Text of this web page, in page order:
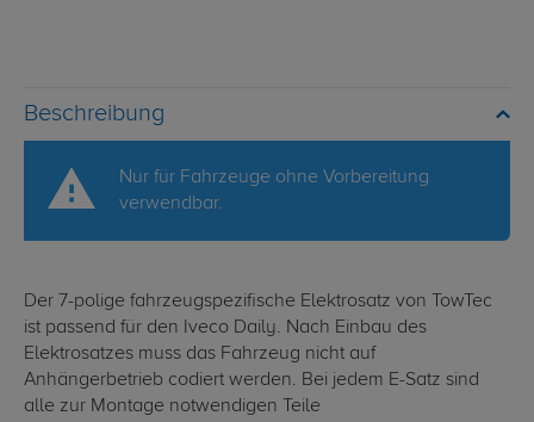
Beschreibung
Nur für Fahrzeuge ohne Vorbereitung
verwendbar.
Der 7-polige fahrzeugspezifische Elektrosatz von TowTec
ist passend für den Iveco Daily. Nach Einbau des
Elektrosatzes muss das Fahrzeug nicht auf
Anhängerbetrieb codiert werden. Bei jedem E-Satz sind
alle zur Montage notwendigen Teile